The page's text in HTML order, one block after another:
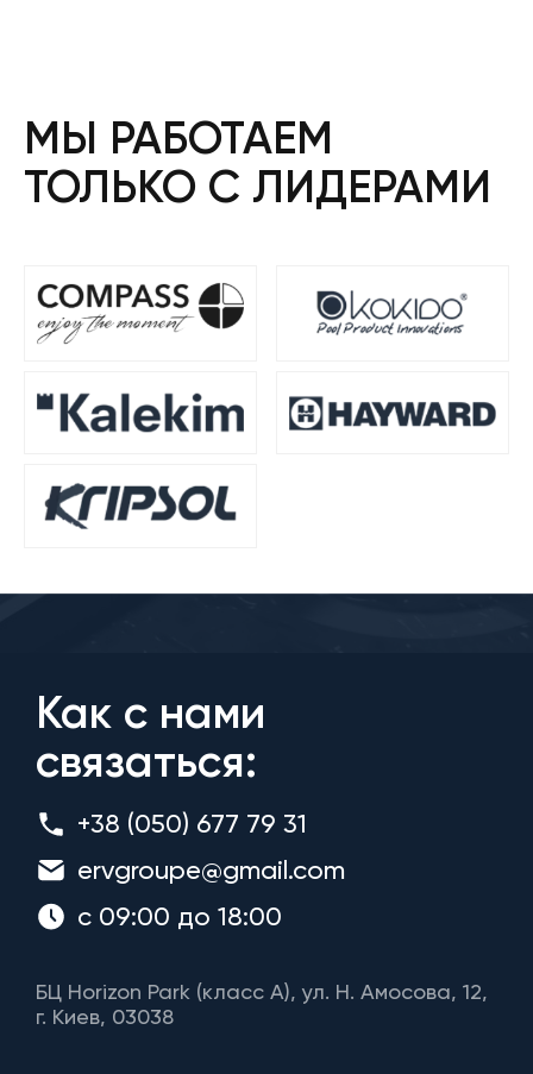
МЫ РАБОТАЕМ
ТОЛЬКО С ЛИДЕРАМИ
Как с нами
связаться:
+38 (050) 677 79 31
ervgroupe@gmail.com
с 09:00 до 18:00
БЦ Horizon Park (класс A), ул. Н. Амосова, 12,
г. Киев, 03038